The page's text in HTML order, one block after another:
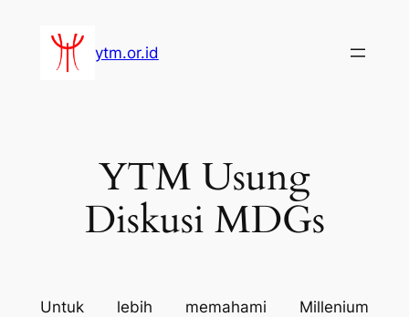
konten
ytm.or.id
YTM Usung
Diskusi MDGs
Untuk lebih memahami Millenium